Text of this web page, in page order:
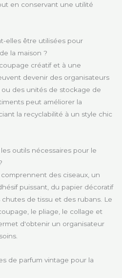
en conservant une utilité
elles être utilisées pour
la maison ?
créatif et à une
devenir des organisateurs
des unités de stockage de
peut améliorer la
la recyclabilité à un style chic
outils nécessaires pour le
des ciseaux, un
puissant, du papier décoratif
de tissu et des rubans. Le
le pliage, le collage et
d'obtenir un organisateur
de parfum vintage pour la